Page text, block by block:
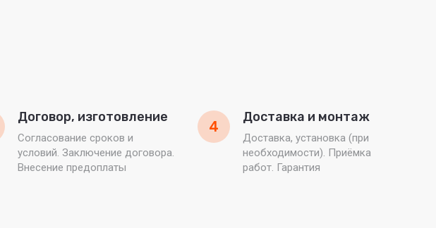
Договор, изготовление
Согласование сроков и
условий. Заключение договора.
Внесение предоплаты
4
Доставка и монтаж
Доставка, установка (при
необходимости). Приёмка
работ. Гарантия